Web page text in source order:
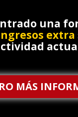
una
extra
MÁS